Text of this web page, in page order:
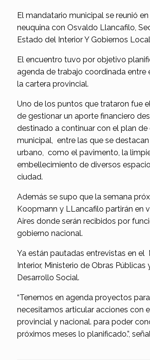
El mandatario municipal se reunió
neuquina con Osvaldo Llancafilo,
Estado del Interior Y Gobiernos
El encuentro tuvo por objetivo
agenda de trabajo coordinada entre
la cartera provincial.
Uno de los puntos que trataron fue
de gestionar un aporte financiero
destinado a continuar con el plan de
municipal, entre las que se
urbano, como el pavimento, la
embellecimiento de diversos
ciudad.
Además se supo que la semana
Koopmann y LLancafilo partirán en
Aires donde serán recibidos por
gobierno nacional.
Ya están pautadas entrevistas en el
Interior, Ministerio de Obras Públicas
Desarrollo Social.
“Tenemos en agenda proyectos
necesitamos articular acciones con
provincial y nacional. para poder
próximos meses lo planificado.”,